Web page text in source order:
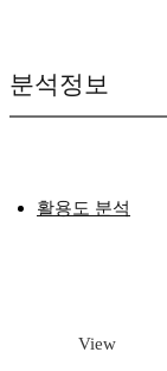
분석정보
활용도 분석
View